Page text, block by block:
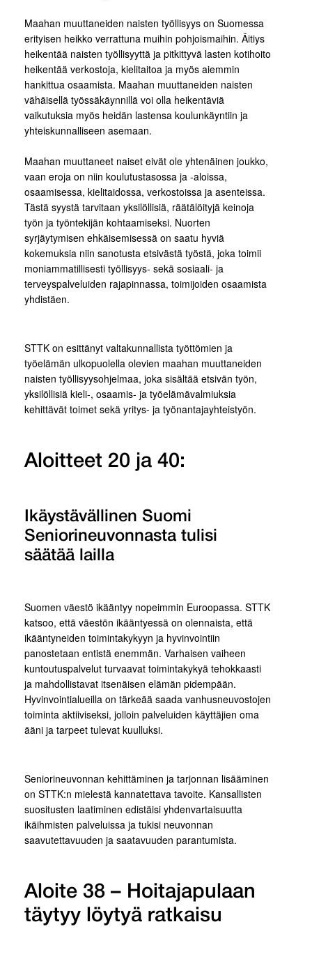
Maahan muuttaneiden naisten työllisyys on Suomessa
erityisen heikko verrattuna muihin pohjoismaihin. Äitiys
heikentää naisten työllisyyttä ja pitkittyvä lasten kotihoito
heikentää verkostoja, kielitaitoa ja myös aiemmin
hankittua osaamista. Maahan muuttaneiden naisten
vähäisellä työssäkäynnillä voi olla heikentäviä
vaikutuksia myös heidän lastensa koulunkäyntiin ja
yhteiskunnalliseen asemaan.
Maahan muuttaneet naiset eivät ole yhtenäinen joukko,
vaan eroja on niin koulutustasossa ja -aloissa,
osaamisessa, kielitaidossa, verkostoissa ja asenteissa.
Tästä syystä tarvitaan yksilöllisiä, räätälöityjä keinoja
työn ja työntekijän kohtaamiseksi. Nuorten
syrjäytymisen ehkäisemisessä on saatu hyviä
kokemuksia niin sanotusta etsivästä työstä, joka toimii
moniammatillisesti työllisyys- sekä sosiaali- ja
terveyspalveluiden rajapinnassa, toimijoiden osaamista
yhdistäen.
STTK on esittänyt valtakunnallista työttömien ja
työelämän ulkopuolella olevien maahan muuttaneiden
naisten työllisyysohjelmaa, joka sisältää etsivän työn,
yksilöllisiä kieli-, osaamis- ja työelämävalmiuksia
kehittävät toimet sekä yritys- ja työnantajayhteistyön.
Aloitteet 20 ja 40:
Ikäystävällinen Suomi
Seniorineuvonnasta tulisi
säätää lailla
Suomen väestö ikääntyy nopeimmin Euroopassa. STTK
katsoo, että väestön ikääntyessä on olennaista, että
ikääntyneiden toimintakykyyn ja hyvinvointiin
panostetaan entistä enemmän. Varhaisen vaiheen
kuntoutuspalvelut turvaavat toimintakykyä tehokkaasti
ja mahdollistavat itsenäisen elämän pidempään.
Hyvinvointialueilla on tärkeää saada vanhusneuvostojen
toiminta aktiiviseksi, jolloin palveluiden käyttäjien oma
ääni ja tarpeet tulevat kuulluksi.
Seniorineuvonnan kehittäminen ja tarjonnan lisääminen
on STTK:n mielestä kannatettava tavoite. Kansallisten
suositusten laatiminen edistäisi yhdenvartaisuutta
ikäihmisten palveluissa ja tukisi neuvonnan
saavutettavuuden ja saatavuuden parantumista.
Aloite 38 – Hoitajapulaan
täytyy löytyä ratkaisu